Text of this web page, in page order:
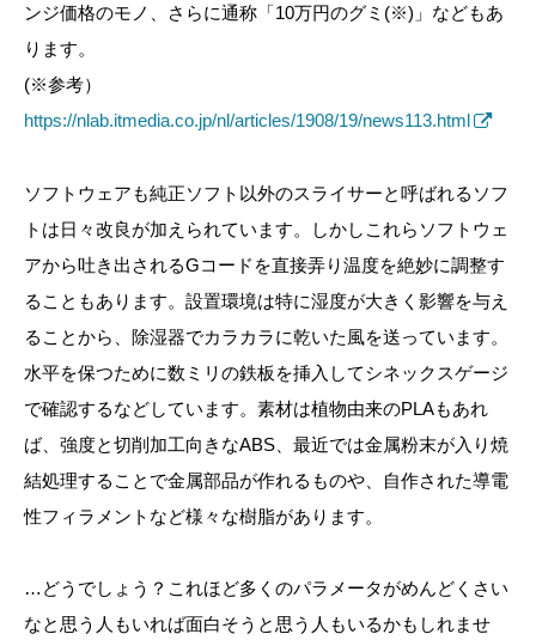
ンジ価格のモノ、さらに通称「10万円のグミ(※)」などもあ
ります。
(※参考）
https://nlab.itmedia.co.jp/nl/articles/1908/19/news113.html
ソフトウェアも純正ソフト以外のスライサーと呼ばれるソフ
トは日々改良が加えられています。しかしこれらソフトウェ
アから吐き出されるGコードを直接弄り温度を絶妙に調整す
ることもあります。設置環境は特に湿度が大きく影響を与え
ることから、除湿器でカラカラに乾いた風を送っています。
水平を保つために数ミリの鉄板を挿入してシネックスゲージ
で確認するなどしています。素材は植物由来のPLAもあれ
ば、強度と切削加工向きなABS、最近では金属粉末が入り焼
結処理することで金属部品が作れるものや、自作された導電
性フィラメントなど様々な樹脂があります。
…どうでしょう？これほど多くのパラメータがめんどくさい
なと思う人もいれば面白そうと思う人もいるかもしれませ